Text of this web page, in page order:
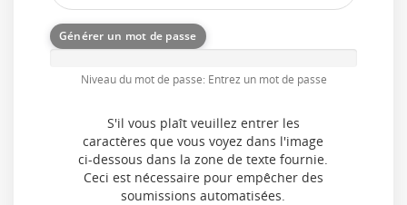
Générer un mot de passe
Niveau du mot de passe: Entrez un mot de passe
S'il vous plaît veuillez entrer les
caractères que vous voyez dans l'image
ci-dessous dans la zone de texte fournie.
Ceci est nécessaire pour empêcher des
soumissions automatisées.